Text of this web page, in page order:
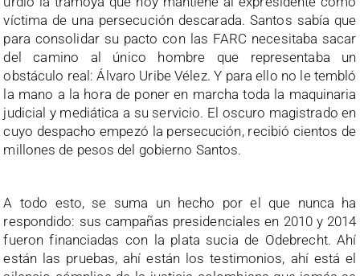
víctima de una persecución descarada. Santos sabía que
para consolidar su pacto con las FARC necesitaba sacar
del camino al único hombre que representaba un
obstáculo real: Álvaro Uribe Vélez. Y para ello no le tembló
la mano a la hora de poner en marcha toda la maquinaria
judicial y mediática a su servicio. El oscuro magistrado en
cuyo despacho empezó la persecución, recibió cientos de
millones de pesos del gobierno Santos.
A todo esto, se suma un hecho por el que nunca ha
respondido: sus campañas presidenciales en 2010 y 2014
fueron financiadas con la plata sucia de Odebrecht. Ahí
están las pruebas, ahí están los testimonios, ahí está el